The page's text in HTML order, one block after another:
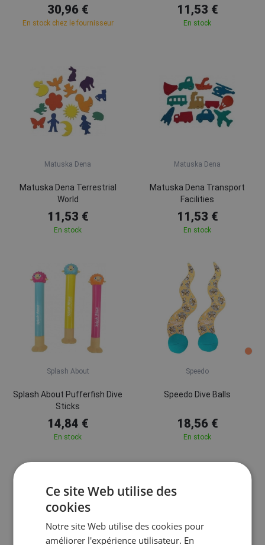
30,96 €
En stock chez le fournisseur
11,53 €
En stock
Matuska Dena
Matuska Dena Terrestrial
World
11,53 €
En stock
Matuska Dena
Matuska Dena Transport
Facilities
11,53 €
En stock
Splash About
Splash About Pufferfish Dive
Sticks
14,84 €
En stock
Speedo
Speedo Dive Balls
18,56 €
En stock
Ce site Web utilise des
cookies
Notre site Web utilise des cookies pour
améliorer l'expérience utilisateur. En